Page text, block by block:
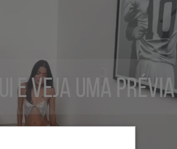
e veja uma prévia